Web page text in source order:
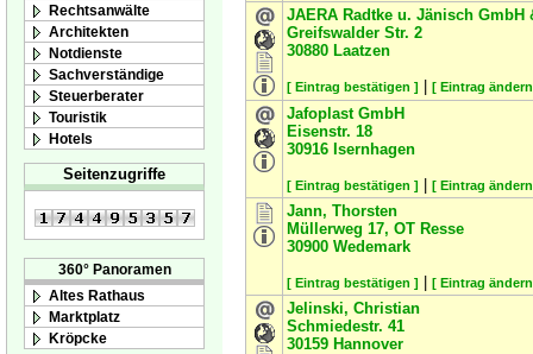
Rechtsanwälte
Architekten
Notdienste
Sachverständige
Steuerberater
Touristik
Hotels
Seitenzugriffe
360° Panoramen
Altes Rathaus
Marktplatz
Kröpcke
JAERA Radtke u. Jänisch GmbH
Greifswalder Str. 2
30880 Laatzen
[ Eintrag bestätigen ] [ Eintrag
Jafoplast GmbH
Eisenstr. 18
30916 Isernhagen
[ Eintrag bestätigen ] [ Eintrag
Jann, Thorsten
Müllerweg 17, OT Resse
30900 Wedemark
[ Eintrag bestätigen ] [ Eintrag
Jelinski, Christian
Schmiedestr. 41
30159 Hannover